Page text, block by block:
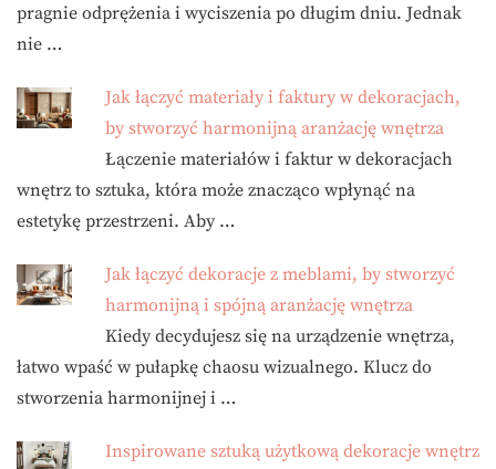
pragnie odprężenia i wyciszenia po długim dniu. Jednak
nie …
Jak łączyć materiały i faktury w dekoracjach,
by stworzyć harmonijną aranżację wnętrza
Łączenie materiałów i faktur w dekoracjach
wnętrz to sztuka, która może znacząco wpłynąć na
estetykę przestrzeni. Aby …
Jak łączyć dekoracje z meblami, by stworzyć
harmonijną i spójną aranżację wnętrza
Kiedy decydujesz się na urządzenie wnętrza,
łatwo wpaść w pułapkę chaosu wizualnego. Klucz do
stworzenia harmonijnej i …
Inspirowane sztuką użytkową dekoracje wnętrz